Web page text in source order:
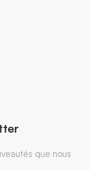
que nous